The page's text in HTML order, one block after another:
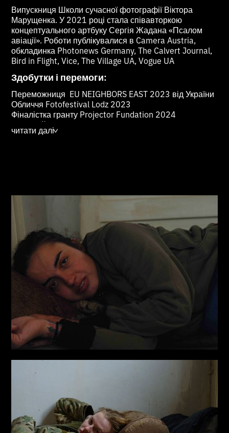
Випускниця Школи сучасної фотографії Віктора
Марущенка. У 2021 році стала співавторкою
концептуального артбуку Сергія Жадана «Псалом
авіації». Роботи публікувалися в Camera Austria,
обкладинка Photonews Germany, The Calvert Journal,
Bird in Flight, Vice, The Village UA, Vogue UA
Здобутки і перемоги:
Переможниця EU NEIGHBORS EAST 2023 від України
Обличчя Fotofestival Lodz 2023
Фіналістка гранту Projector Fundation 2024
Короткий список Belfast Photo Festival 2023
Фіналістка гранту проекту Street Child UK 2023
Altonaer Museum, Hamburg 2022
фотожурналістів 2022 у Дюссельдорфі, Німеччина
Групова виставка ZORY:UA, куратор Gorsad, IIIIII
Artist Space, Vienn, Austria 2023
Учасник групової виставки «Спроба з'єднання» Мала
галерея Мистецького Арсеналу, Київ, 2021
Учасник групової виставки “In the Name of Freedom
2.0” A/E Gallery, Потсдам 2022
читати далі>